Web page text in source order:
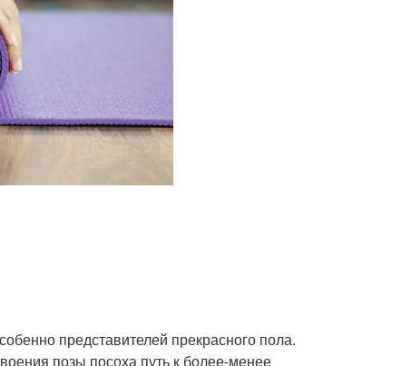
представителей прекрасного пола.
позы посоха путь к более-менее